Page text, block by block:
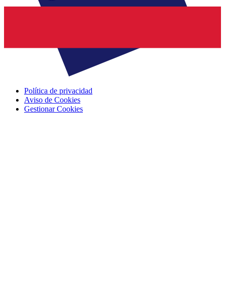
Política de privacidad
Aviso de Cookies
Gestionar Cookies